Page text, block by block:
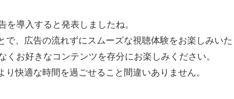
を導入すると発表しましたね。
で、広告の流れずにスムーズな視聴体験をお楽しみいた
お好きなコンテンツを存分にお楽しみください。
快適な時間を過ごせること間違いありません。